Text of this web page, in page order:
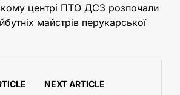
центрі ПТО ДСЗ розпочали
майстрів перукарської
NEXT ARTICLE